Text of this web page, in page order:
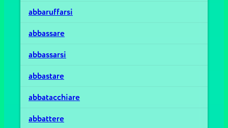
abbaruffarsi
abbassare
abbassarsi
abbastare
abbatacchiare
abbattere